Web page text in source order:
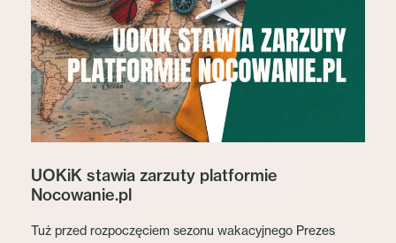
UOKiK stawia zarzuty platformie
Nocowanie.pl
Tuż przed rozpoczęciem sezonu wakacyjnego Prezes